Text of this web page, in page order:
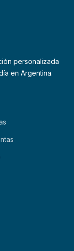
personalizada
en Argentina.